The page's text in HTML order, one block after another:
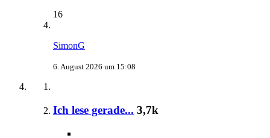
16
SimonG
6. August 2026 um 15:08
Ich lese gerade... 3,7k